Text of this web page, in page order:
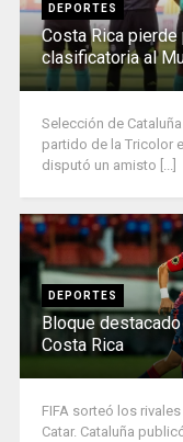
DEPORTES
Costa Rica
clasificatoria al
Selección de
partido de la Tricolor
disputó un amisto [...]
DEPORTES
Bloque
Costa Rica
FIFA sorteó los
Catar. Cataluña